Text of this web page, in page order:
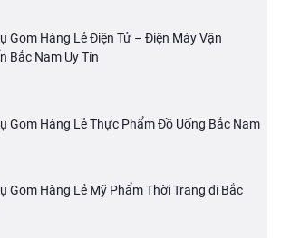
Gom Hàng Lẻ Điện Tử – Điện Máy Vận
Bắc Nam Uy Tín
Gom Hàng Lẻ Thực Phẩm Đồ Uống Bắc Nam
Gom Hàng Lẻ Mỹ Phẩm Thời Trang đi Bắc